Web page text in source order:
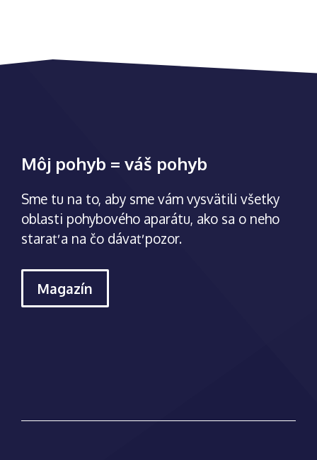
Môj pohyb = váš pohyb
Sme tu na to, aby sme vám vysvätili všetky
oblasti pohybového aparátu, ako sa o neho
starať a na čo dávať pozor.
Magazín